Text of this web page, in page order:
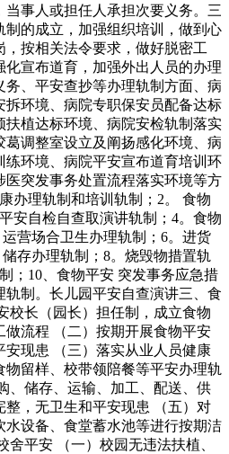
事人或担任人承担次要义务。三
制的成立，加强组织培训，做到心
按相关法令要求，做好脱密工
宣布道育，加强外出人员的办理
、平安查抄等办理轨制方面、病
拆环境、病院专职保安员配备达标
植达标环境、病院安检轨制落实
调整室设立及阐扬感化环境、病
练环境、病院平安宣布道育培训环
突发事务处置流程落实环境等方
办理轨制和培训轨制；2。 食物
安自检自查取演讲轨制；4。食物
营场合卫生办理轨制；6。进货
存办理轨制；8。烧毁物措置轨
；10、食物平安 突发事务应急措
轨制。长儿园平安自查演讲三、食
校长（园长）担任制，成立食物
流程 （二）按期开展食物平安
安现患 （三）落实从业人员健康
留样、校带领陪餐等平安办理轨
、储存、运输、加工、配送、供
，无卫生和平安现患 （五）对
水设备、食堂蓄水池等进行按期洁
平安 （一）校园无违法扶植、